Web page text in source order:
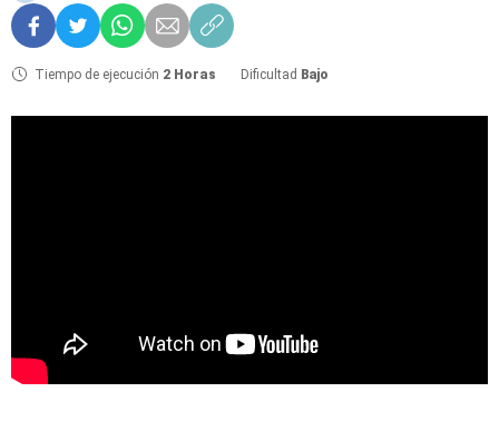
Tiempo de ejecución 2 Horas Dificultad Bajo